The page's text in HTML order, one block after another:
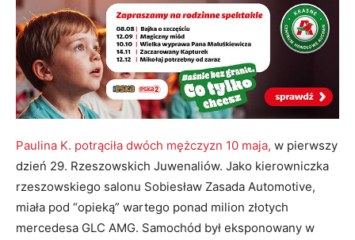
Paulina K. potrąciła dwóch mężczyzn 10 maja, w pierwszy
dzień 29. Rzeszowskich Juwenaliów. Jako kierowniczka
rzeszowskiego salonu Sobiesław Zasada Automotive,
miała pod “opieką” wartego ponad milion złotych
mercedesa GLC AMG. Samochód był eksponowany w